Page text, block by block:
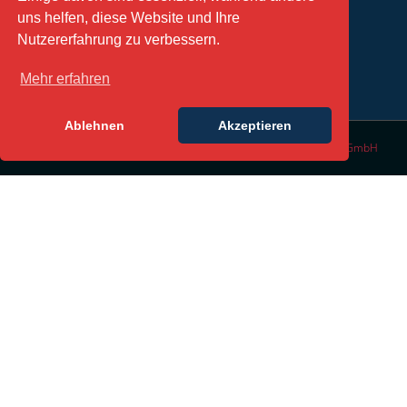
uns helfen, diese Website und Ihre
Nutzererfahrung zu verbessern.
Mehr erfahren
Ablehnen Akzeptieren
© Copyright 2016 | All Rights Reserved | Design byDesignLabs GmbH